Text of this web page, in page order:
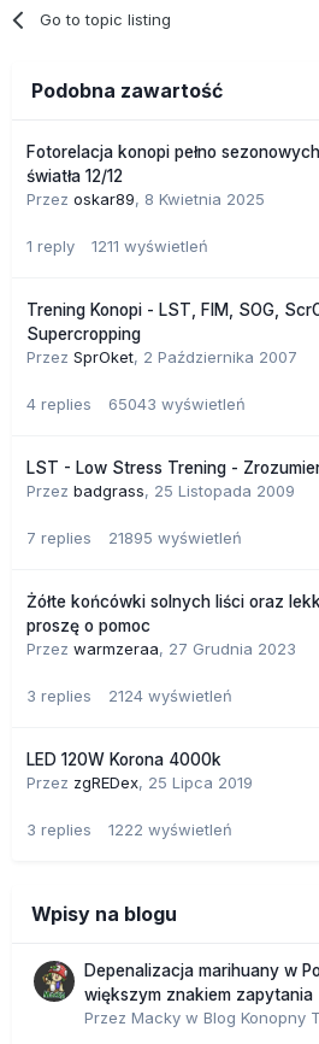
Go to topic listing
Podobna zawartość
Fotorelacja konopi pełno
światła 12/12
Przez oskar89, 8 Kwietnia 2025
1 reply 1211 wyświetleń
Trening Konopi - LST, FIM, SOG,
Supercropping
Przez SprOket, 2 Października 2007
4 replies 65043 wyświetleń
LST - Low Stress Trening -
Przez badgrass, 25 Listopada 2009
7 replies 21895 wyświetleń
Żółte końcówki solnych liści oraz
proszę o pomoc
Przez warmzeraa, 27 Grudnia 2023
3 replies 2124 wyświetleń
LED 120W Korona 4000k
Przez zgREDex, 25 Lipca 2019
3 replies 1222 wyświetleń
Wpisy na blogu
Depenalizacja marihuany w
większym znakiem zapytania
Przez Macky w Blog Konopny